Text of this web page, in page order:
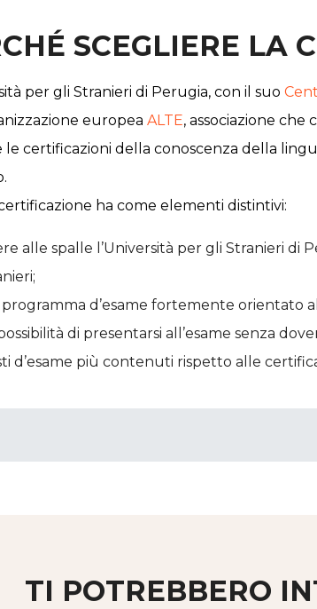
SCEGLIERE LA
per gli Stranieri di Perugia, con il suo
europea ALTE, associazione
le certificazioni della conoscenza della
ha come elementi distintivi:
alle spalle l’Università per gli Stranieri di
d’esame fortemente orientato
di presentarsi all’esame senza
d’esame più contenuti rispetto alle
TI POTREBBERO